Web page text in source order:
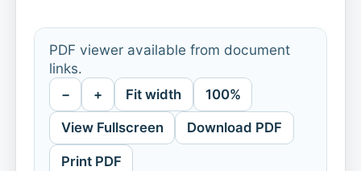
PDF viewer available from document
links.
− + Fit width 100%
View Fullscreen Download PDF
Print PDF